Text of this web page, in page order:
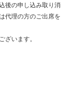
後の申し込み取り消
代理の方のご出席を
ざいます。